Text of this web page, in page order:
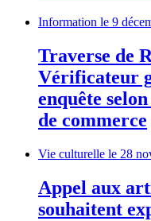
Information le 9
Traverse de
Vérificateur
enquête
de commerce
Vie culturelle le 28
Appel aux
souhaitent